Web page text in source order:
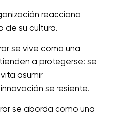
reacciona
de su cultura.
se vive como una
a protegerse: se
asumir
se resiente.
se aborda como una